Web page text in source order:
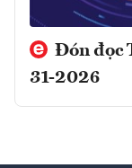
Đón đọc
31-2026